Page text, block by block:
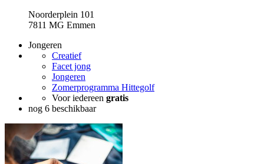
Noorderplein 101
7811 MG Emmen
Jongeren
Creatief
Facet jong
Jongeren
Zomerprogramma Hittegolf
Voor iedereen gratis
nog 6 beschikbaar